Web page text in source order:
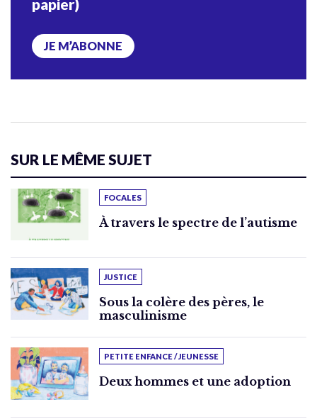
papier)
JE M’ABONNE
SUR LE MÊME SUJET
FOCALES
À travers le spectre de l’autisme
JUSTICE
Sous la colère des pères, le
masculinisme
PETITE ENFANCE / JEUNESSE
Deux hommes et une adoption